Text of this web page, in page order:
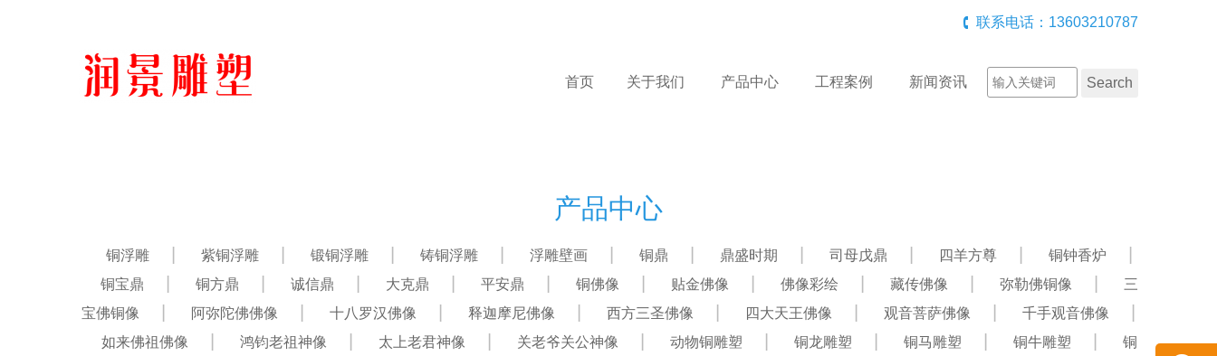
联系电话：13603210787
首页 关于我们 产品中心 工程案例 新闻资讯
产品中心
铜浮雕 紫铜浮雕 锻铜浮雕 铸铜浮雕 浮雕壁画 铜鼎 鼎盛时期 司母戊鼎 四羊方尊
铜钟香炉
铜宝鼎
铜方鼎 诚信鼎 大克鼎 平安鼎 铜佛像 贴金佛像 佛像彩绘 藏传佛像 弥勒佛铜像
三
宝佛铜像
阿弥陀佛佛像 十八罗汉佛像 释迦摩尼佛像 西方三圣佛像 四大天王佛像 观音菩萨佛像
千手观音佛像
如来佛祖佛像
鸿钧老祖神像 太上老君神像 关老爷关公神像 动物铜雕塑 铜龙雕塑 铜马雕塑 铜牛雕塑
铜